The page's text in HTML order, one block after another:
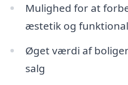
Mulighed for at
æstetik og
Øget værdi af
salg